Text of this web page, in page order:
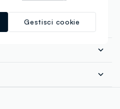
POLIESTERE
LLC
Gestisci cookie